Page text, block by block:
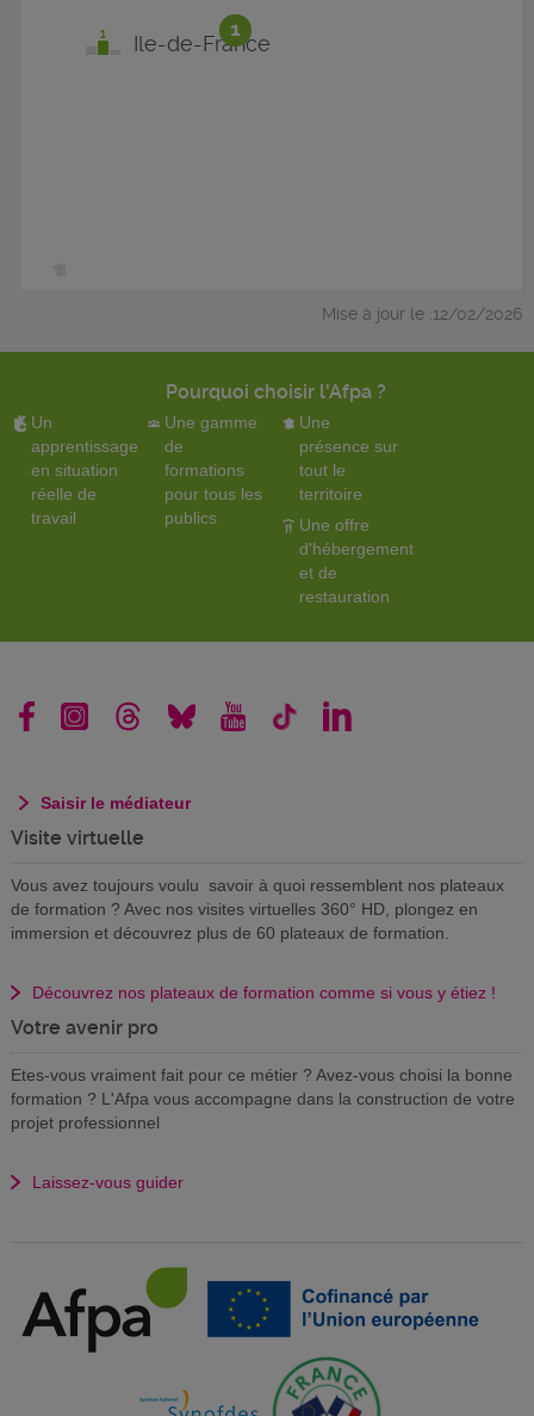
1
Ile-de-France
Mise à jour le :12/02/2026
Pourquoi choisir l'Afpa ?
Un
apprentissage
en situation
réelle de
travail
Une gamme
de
formations
pour tous les
publics
Une
présence sur
tout le
territoire
Une offre
d'hébergement
et de
restauration
Saisir le médiateur
Visite virtuelle
Vous avez toujours voulu savoir à quoi ressemblent nos plateaux
de formation ? Avec nos visites virtuelles 360° HD, plongez en
immersion et découvrez plus de 60 plateaux de formation.
Découvrez nos plateaux de formation comme si vous y étiez !
Votre avenir pro
Etes-vous vraiment fait pour ce métier ? Avez-vous choisi la bonne
formation ? L'Afpa vous accompagne dans la construction de votre
projet professionnel
Laissez-vous guider